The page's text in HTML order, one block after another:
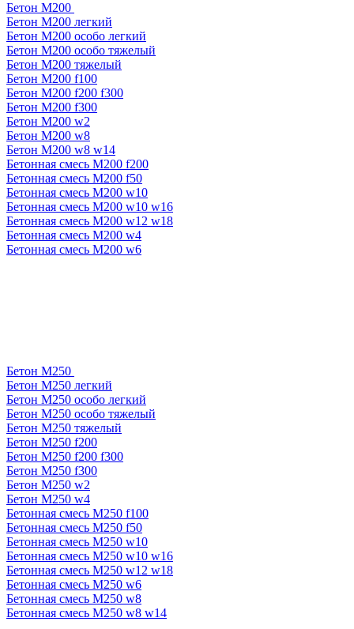
Бетон М200
Бетон М200 легкий
Бетон М200 особо легкий
Бетон М200 особо тяжелый
Бетон М200 тяжелый
Бетон М200 f100
Бетон М200 f200 f300
Бетон М200 f300
Бетон М200 w2
Бетон М200 w8
Бетон М200 w8 w14
Бетонная смесь М200 f200
Бетонная смесь М200 f50
Бетонная смесь М200 w10
Бетонная смесь М200 w10 w16
Бетонная смесь М200 w12 w18
Бетонная смесь М200 w4
Бетонная смесь М200 w6
Бетон М250
Бетон М250 легкий
Бетон М250 особо легкий
Бетон М250 особо тяжелый
Бетон М250 тяжелый
Бетон М250 f200
Бетон М250 f200 f300
Бетон М250 f300
Бетон М250 w2
Бетон М250 w4
Бетонная смесь М250 f100
Бетонная смесь М250 f50
Бетонная смесь М250 w10
Бетонная смесь М250 w10 w16
Бетонная смесь М250 w12 w18
Бетонная смесь М250 w6
Бетонная смесь М250 w8
Бетонная смесь М250 w8 w14